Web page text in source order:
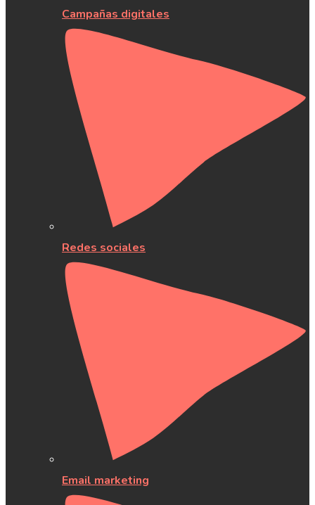
Campañas digitales
Redes sociales
Email marketing